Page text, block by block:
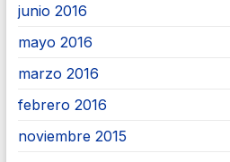
junio 2016
mayo 2016
marzo 2016
febrero 2016
noviembre 2015